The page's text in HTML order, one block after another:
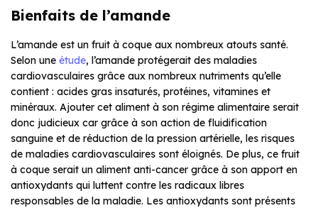
Bienfaits de l’amande
L’amande est un fruit à coque aux nombreux atouts santé.
Selon une étude, l’amande protégerait des maladies
cardiovasculaires grâce aux nombreux nutriments qu’elle
contient : acides gras insaturés, protéines, vitamines et
minéraux. Ajouter cet aliment à son régime alimentaire serait
donc judicieux car grâce à son action de fluidification
sanguine et de réduction de la pression artérielle, les risques
de maladies cardiovasculaires sont éloignés. De plus, ce fruit
à coque serait un aliment anti-cancer grâce à son apport en
antioxydants qui luttent contre les radicaux libres
responsables de la maladie. Les antioxydants sont présents